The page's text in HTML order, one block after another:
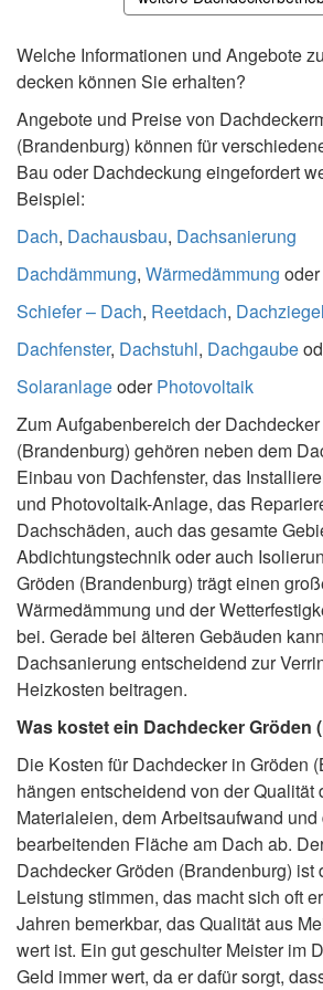
Welche Informationen und Angebote
decken können Sie erhalten?
Angebote und Preise von
(Brandenburg) können für
Bau oder Dachdeckung eingefordert
Beispiel:
Dach, Dachausbau, Dachsanierung
Dachdämmung, Wärmedämmung oder
Schiefer – Dach, Reetdach, Dachziegel
Dachfenster, Dachstuhl, Dachgaube
SolaranlageoderPhotovoltaik
Zum Aufgabenbereich der
(Brandenburg) gehören neben dem
Einbau von Dachfenster, das
und Photovoltaik-Anlage, das
Dachschäden, auch das gesamte
Abdichtungstechnik oder auch
Gröden (Brandenburg) trägt einen
Wärmedämmung und der
bei. Gerade bei älteren Gebäuden
Dachsanierung entscheidend zur
Heizkosten beitragen.
Was kostet ein Dachdecker Gröden
Die Kosten für Dachdecker in Gröden
hängen entscheidend von der Qualität
Materialeien, dem Arbeitsaufwand und
bearbeitenden Fläche am Dach ab.
Dachdecker Gröden (Brandenburg) ist
Leistung stimmen, das macht sich oft
Jahren bemerkbar, das Qualität aus
wert ist. Ein gut geschulter Meister im
Geld immer wert, da er dafür sorgt,